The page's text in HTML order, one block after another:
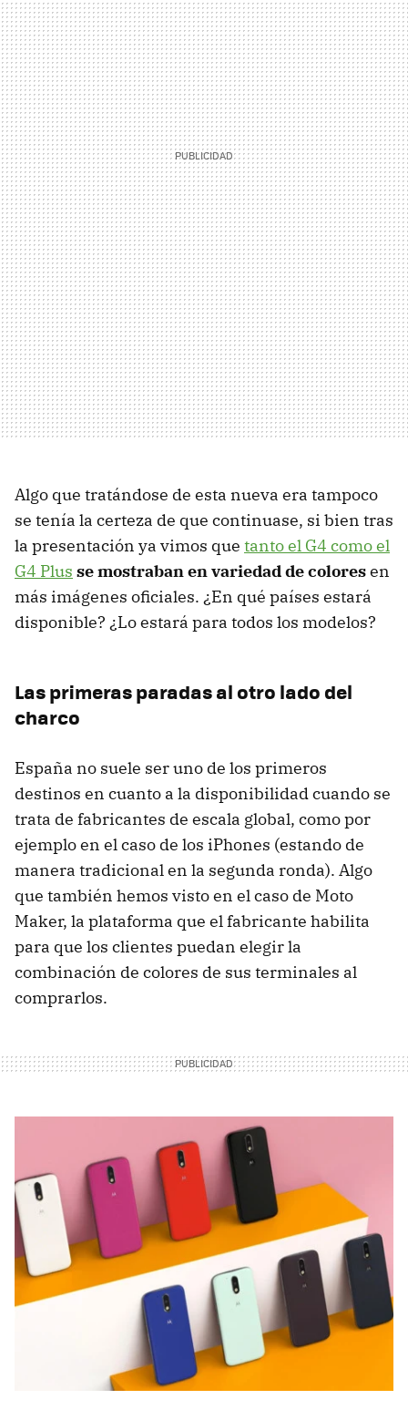
Algo que tratándose de esta nueva era tampoco
se tenía la certeza de que continuase, si bien tras
la presentación ya vimos que tanto el G4 como el
G4 Plus se mostraban en variedad de coloresen
más imágenes oficiales. ¿En qué países estará
disponible? ¿Lo estará para todos los modelos?
Las primeras paradas al otro lado del
charco
España no suele ser uno de los primeros
destinos en cuanto a la disponibilidad cuando se
trata de fabricantes de escala global, como por
ejemplo en el caso de los iPhones (estando de
manera tradicional en la segunda ronda). Algo
que también hemos visto en el caso de Moto
Maker, la plataforma que el fabricante habilita
para que los clientes puedan elegir la
combinación de colores de sus terminales al
comprarlos.